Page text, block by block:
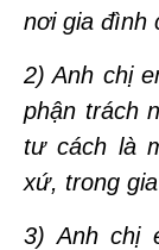
nơi gia đình
2)Anh chị
phận trách
tư cách là
xứ, trong
3)Anh chị